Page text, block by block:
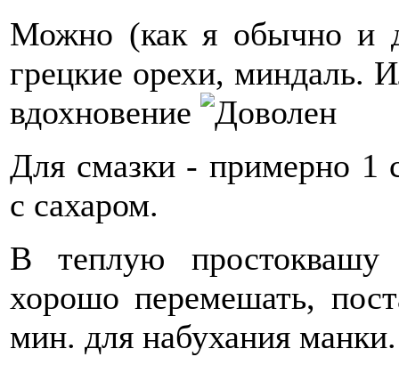
Можно (как я обычно и
грецкие орехи, миндаль.
вдохновение
Для смазки - примерно 1
с сахаром.
В теплую простоквашу
хорошо перемешать,
мин. для набухания манки.